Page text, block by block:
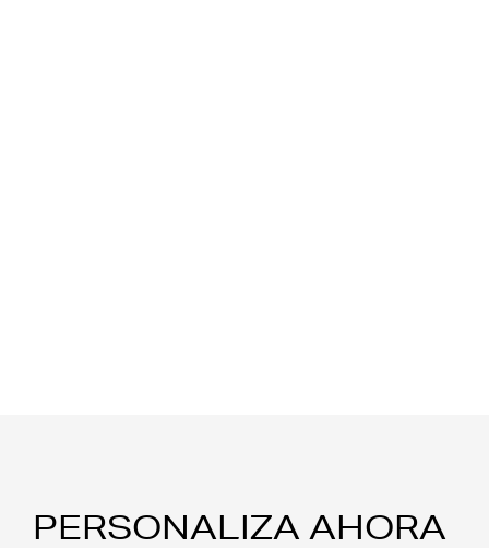
PERSONALIZA AHORA